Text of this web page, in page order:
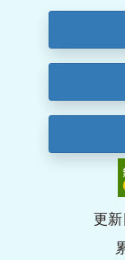
更